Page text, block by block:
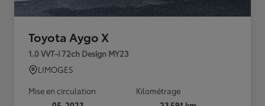
Toyota Aygo X
1.0 VVT-i 72ch Design MY23
LIMOGES
Mise en circulation
Kilométrage